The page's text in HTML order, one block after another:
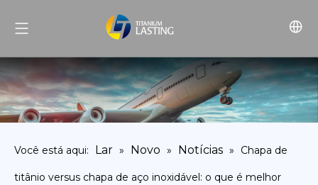
Você está aqui: Lar » Novo » Notícias » Chapa de
titânio versus chapa de aço inoxidável: o que é melhor